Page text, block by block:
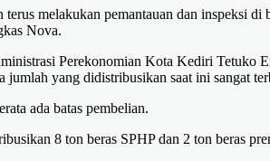
melakukan pemantauan dan inspeksi
Nova.
Perekonomian Kota Kediri Tetuko
jumlah yang didistribusikan saat ini sangat
ada batas pembelian.
8 ton beras SPHP dan 2 ton beras